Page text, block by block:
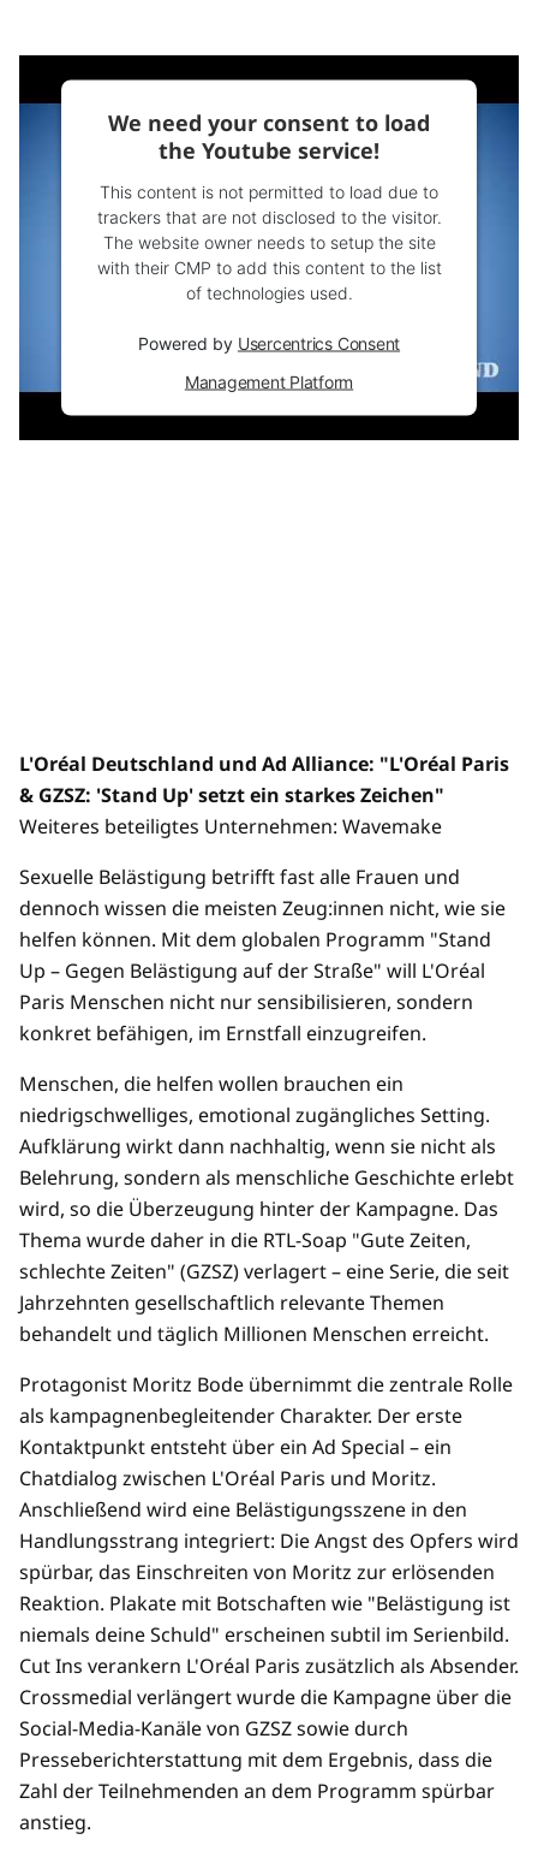
We need your consent to load
the Youtube service!
This content is not permitted to load due to
trackers that are not disclosed to the visitor.
The website owner needs to setup the site
with their CMP to add this content to the list
of technologies used.
Powered by Usercentrics Consent
Management Platform
L'Oréal Deutschland und Ad Alliance: "L'Oréal Paris
& GZSZ: 'Stand Up' setzt ein starkes Zeichen"
Weiteres beteiligtes Unternehmen: Wavemake
Sexuelle Belästigung betrifft fast alle Frauen und
dennoch wissen die meisten Zeug:innen nicht, wie sie
helfen können. Mit dem globalen Programm "Stand
Up – Gegen Belästigung auf der Straße" will L'Oréal
Paris Menschen nicht nur sensibilisieren, sondern
konkret befähigen, im Ernstfall einzugreifen.
Menschen, die helfen wollen brauchen ein
niedrigschwelliges, emotional zugängliches Setting.
Aufklärung wirkt dann nachhaltig, wenn sie nicht als
Belehrung, sondern als menschliche Geschichte erlebt
wird, so die Überzeugung hinter der Kampagne. Das
Thema wurde daher in die RTL-Soap "Gute Zeiten,
schlechte Zeiten" (GZSZ) verlagert – eine Serie, die seit
Jahrzehnten gesellschaftlich relevante Themen
behandelt und täglich Millionen Menschen erreicht.
Protagonist Moritz Bode übernimmt die zentrale Rolle
als kampagnenbegleitender Charakter. Der erste
Kontaktpunkt entsteht über ein Ad Special – ein
Chatdialog zwischen L'Oréal Paris und Moritz.
Anschließend wird eine Belästigungsszene in den
Handlungsstrang integriert: Die Angst des Opfers wird
spürbar, das Einschreiten von Moritz zur erlösenden
Reaktion. Plakate mit Botschaften wie "Belästigung ist
niemals deine Schuld" erscheinen subtil im Serienbild.
Cut Ins verankern L'Oréal Paris zusätzlich als Absender.
Crossmedial verlängert wurde die Kampagne über die
Social-Media-Kanäle von GZSZ sowie durch
Presseberichterstattung mit dem Ergebnis, dass die
Zahl der Teilnehmenden an dem Programm spürbar
anstieg.